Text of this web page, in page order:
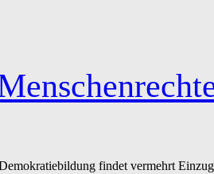
findet vermehrt